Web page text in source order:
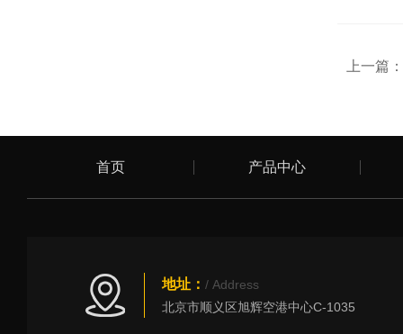
上一篇：
首页 产品中心
地址： / Address
北京市顺义区旭辉空港中心C-1035